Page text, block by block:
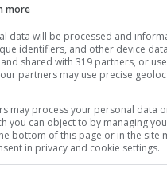
anno consecutivo,
spiagge tutta una
more
data will be processed and
identifiers, and other device
shared with 319 partners, or
partners may use precise
may process your personal data
you can object to by managing
bottom of this page or in the site
in privacy and cookie settings.